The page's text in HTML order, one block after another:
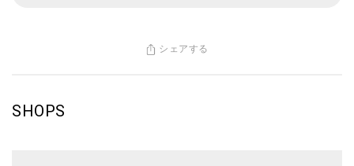
シェアする
SHOPS